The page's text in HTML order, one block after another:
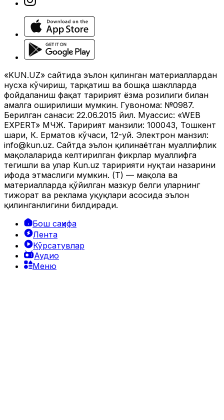
«KUN.UZ» сайтида эълон қилинган материаллардан
нусха кўчириш, тарқатиш ва бошқа шаклларда
фойдаланиш фақат таҳририят ёзма розилиги билан
амалга оширилиши мумкин. Гувоҳнома: №0987.
Берилган санаси: 22.06.2015 йил. Муассис: «WEB
EXPERT» МЧЖ. Таҳририят манзили: 100043, Тошкент
шаҳри, К. Ерматов кўчаси, 12-уй. Электрон манзил:
info@kun.uz. Сайтда эълон қилинаётган муаллифлик
мақолаларида келтирилган фикрлар муаллифга
тегишли ва улар Kun.uz таҳририяти нуқтаи назарини
ифода этмаслиги мумкин. (Т) — мақола ва
материалларда қўйилган мазкур белги уларнинг
тижорат ва реклама ҳуқуқлари асосида эълон
қилинганлигини билдиради.
Бош саҳифа
Лента
Кўрсатувлар
Аудио
Меню